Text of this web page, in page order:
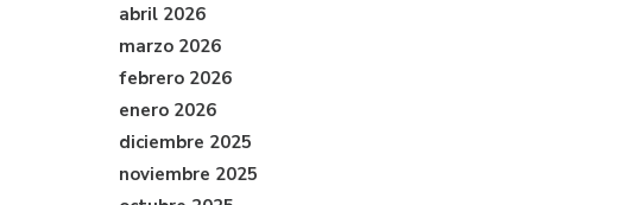
abril 2026
marzo 2026
febrero 2026
enero 2026
diciembre 2025
noviembre 2025